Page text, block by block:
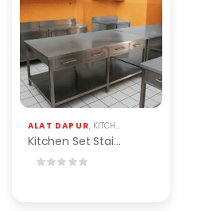
ALAT DAPUR, KITCHEN SET
Kitchen Set Stainless Steel Custom | PT. Bumi Mataritama Jakarta